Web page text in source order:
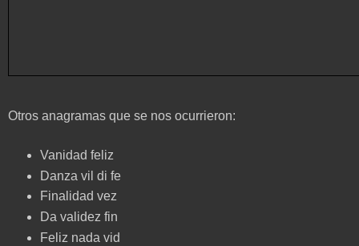
Otros anagramas que se nos ocurrieron:
Vanidad feliz
Danza vil di fe
Finalidad vez
Da validez fin
Feliz nada vid